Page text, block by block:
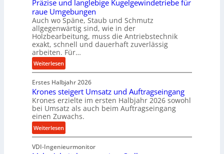
b
e
i
m
D
r
ü
c
k
p
r
o
z
e
s
s
h
i
m
J
u
l
i
Präzise und langlebige Kugelgewindetriebe für
raue Umgebungen
Auch wo Späne, Staub und Schmutz
allgegenwärtig sind, wie in der
Holzbearbeitung, muss die Antriebstechnik
exakt, schnell und dauerhaft zuverlässig
arbeiten. Für…
Weiterlesen:
P
r
ä
z
i
s
e
u
n
Erstes Halbjahr 2026
Krones steigert Umsatz und Auftragseingang
Krones erzielte im ersten Halbjahr 2026 sowohl
bei Umsatz als auch beim Auftragseingang
einen Zuwachs.
Weiterlesen:
K
r
VDI-Ingenieurmonitor